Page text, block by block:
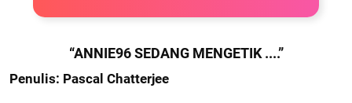
“ANNIE96 SEDANG MENGETIK ....”
Penulis: Pascal Chatterjee